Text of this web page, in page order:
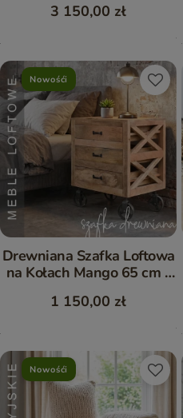
Boho
3 150,00 zł
Drewniana Szafka Loftowa
na Kołach Mango 65 cm -
1 150,00 zł
Nowośći
Nowośći